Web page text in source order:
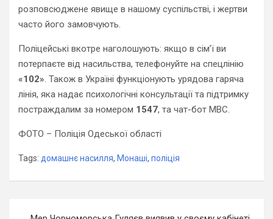
розповсюджене явище в нашому суспільстві, і жертви
часто його замовчують.
Поліцейські вкотре наголошують: якщо в сім’ї ви
потерпаєте від насильства, телефонуйте на спецлінію
«102». Також в Україні функціонують урядова гаряча
лінія, яка надає психологічні консультації та підтримку
постраждалим за номером 1547, та чат-бот МВС.
ФОТО – Поліція Одеської області
Tags: домашнє насилля, Монаші, поліція